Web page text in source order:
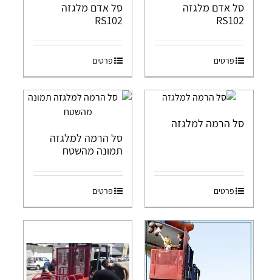
סל אדם מלגזה
RS102
פרטים
סל אדם מלגזה
RS102
פרטים
סל הרמה למלגזה
פרטים
סל הרמה למלגזה
תמונה מהשטח
פרטים